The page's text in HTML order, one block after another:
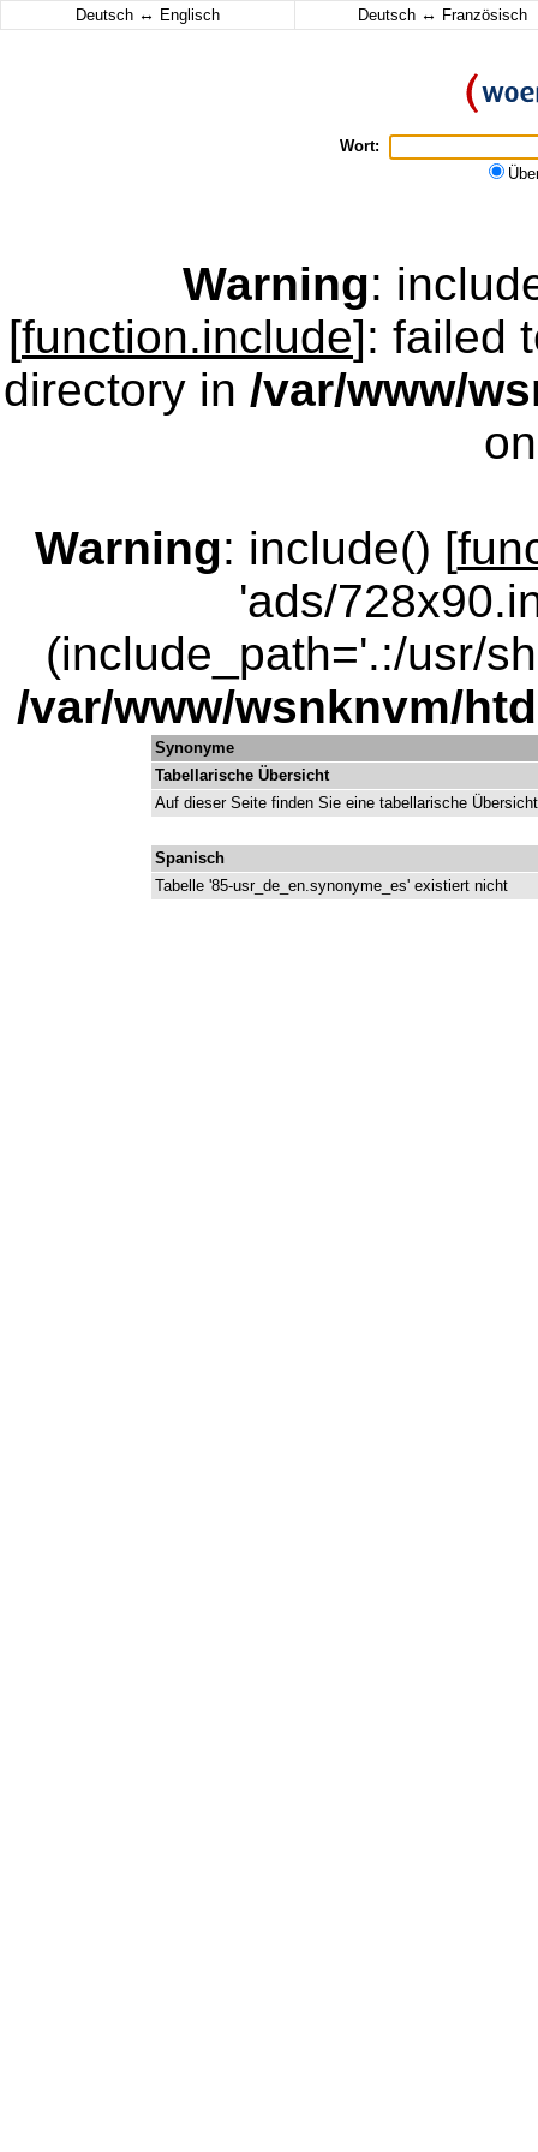
Deutsch ↔ Englisch Deutsch ↔ Französisch
Wort:
Warning:
[function.include]: failed
directory in /var/www/
Warning: include() [
'ads/
(include_path='.:/usr/
/var/www/wsnknvm/
Synonyme
Tabellarische Übersicht
Auf dieser Seite finden Sie eine tabellarische
Spanisch
Tabelle '85-usr_de_en.synonyme_es' existiert nicht